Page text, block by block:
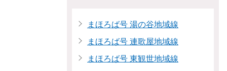
まほろば号 湯の谷地域線
まほろば号 連歌屋地域線
まほろば号 東観世地域線